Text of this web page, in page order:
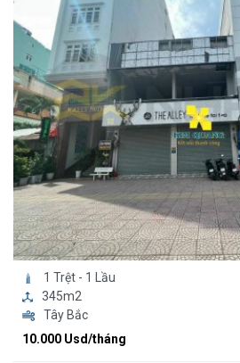
1 Trệt - 1 Lầu
345m2
Tây Bắc
10.000 Usd/tháng